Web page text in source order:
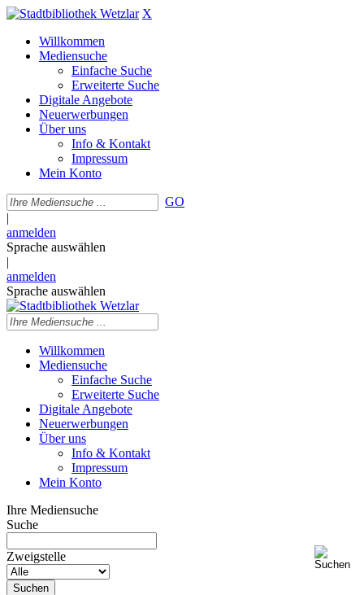
X
Willkommen
Mediensuche
Einfache Suche
Erweiterte Suche
Digitale Angebote
Neuerwerbungen
Über uns
Info & Kontakt
Impressum
Mein Konto
GO
|
anmelden
Sprache auswählen
|
anmelden
Sprache auswählen
Willkommen
Mediensuche
Einfache Suche
Erweiterte Suche
Digitale Angebote
Neuerwerbungen
Über uns
Info & Kontakt
Impressum
Mein Konto
Ihre Mediensuche
Suche
Zweigstelle